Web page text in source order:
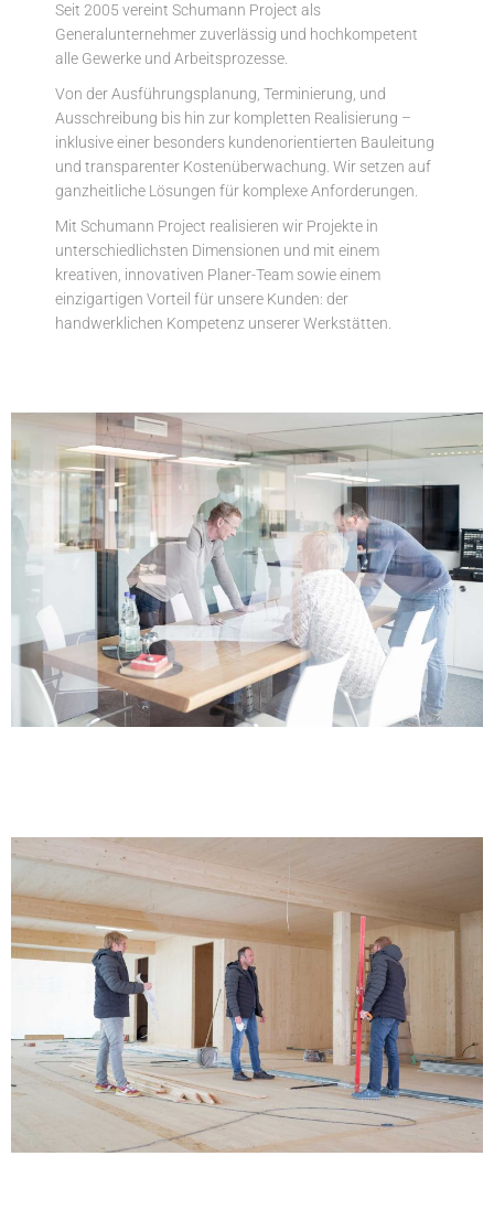
Seit 2005 vereint Schumann Project als
Generalunternehmer zuverlässig und hochkompetent
alle Gewerke und Arbeitsprozesse.
Von der Ausführungsplanung, Terminierung, und
Ausschreibung bis hin zur kompletten Realisierung –
inklusive einer besonders kundenorientierten Bauleitung
und transparenter Kostenüberwachung. Wir setzen auf
ganzheitliche Lösungen für komplexe Anforderungen.
Mit Schumann Project realisieren wir Projekte in
unterschiedlichsten Dimensionen und mit einem
kreativen, innovativen Planer-Team sowie einem
einzigartigen Vorteil für unsere Kunden: der
handwerklichen Kompetenz unserer Werkstätten.